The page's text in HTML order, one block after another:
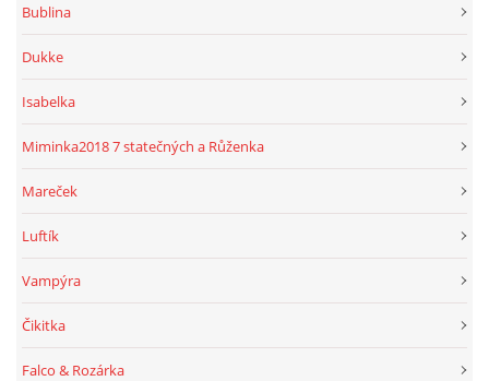
Bublina
Dukke
Isabelka
Miminka2018 7 statečných a Růženka
Mareček
Luftík
Vampýra
Čikitka
Falco & Rozárka